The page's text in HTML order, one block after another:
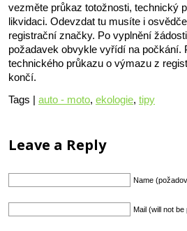
vezměte průkaz totožnosti, technický
likvidaci. Odevzdat tu musíte i
registrační značky. Po vyplnění
požadavek obvykle vyřídí na počkání.
technického průkazu o výmazu z
končí.
Tags | auto - moto, ekologie, tipy
Leave a Reply
Name
Mail (will not